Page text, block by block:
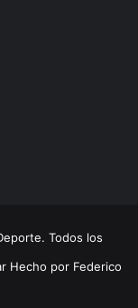
Todos los
Hecho por Federico